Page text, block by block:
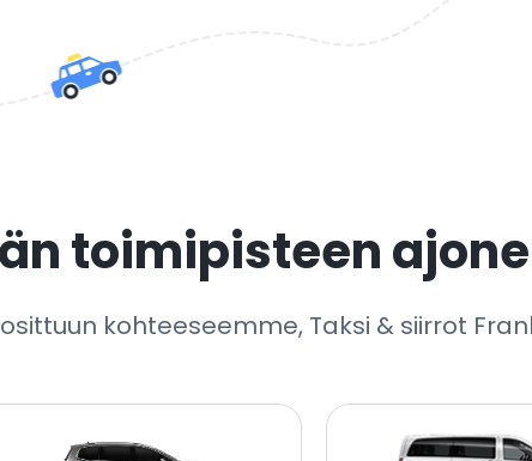
toimipisteen
kohteeseemme, Taksi & siirrot